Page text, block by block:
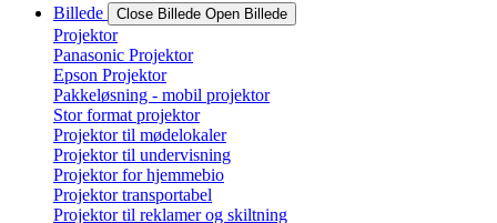
Billede Close Billede Open Billede
Projektor
Panasonic Projektor
Epson Projektor
Pakkeløsning - mobil projektor
Stor format projektor
Projektor til mødelokaler
Projektor til undervisning
Projektor for hjemmebio
Projektor transportabel
Projektor til reklamer og skiltning